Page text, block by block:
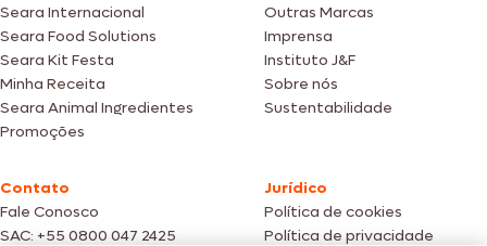
Seara Internacional
Seara Food Solutions
Seara Kit Festa
Minha Receita
Seara Animal Ingredientes
Promoções
Outras Marcas
Imprensa
Instituto J&F
Sobre nós
Sustentabilidade
Contato
Fale Conosco
SAC: +55 0800 047 2425
Jurídico
Política de cookies
Política de privacidade